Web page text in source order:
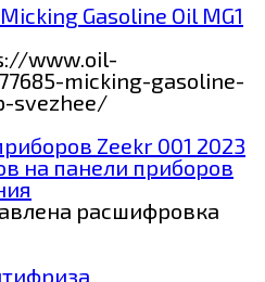
Gasoline Oil MG1
www.oil-
micking-gasoline-
svezhee/
на панели приборов
расшифровка